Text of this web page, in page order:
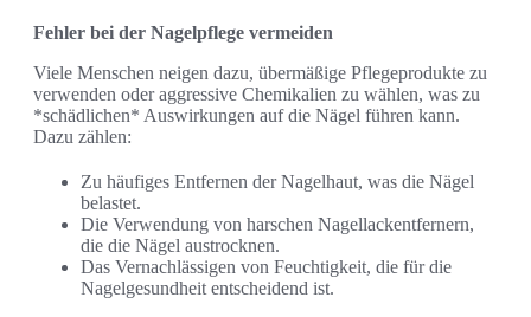
Fehler bei der Nagelpflege vermeiden
Viele Menschen neigen dazu, übermäßige Pflegeprodukte zu
verwenden oder aggressive Chemikalien zu wählen, was zu
*schädlichen* Auswirkungen auf die Nägel führen kann.
Dazu zählen:
Zu häufiges Entfernen der Nagelhaut, was die Nägel
belastet.
Die Verwendung von harschen Nagellackentfernern,
die die Nägel austrocknen.
Das Vernachlässigen von Feuchtigkeit, die für die
Nagelgesundheit entscheidend ist.